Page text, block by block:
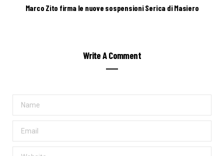
Marco Zito firma le nuove sospensioni Serica di Masiero
Write A Comment